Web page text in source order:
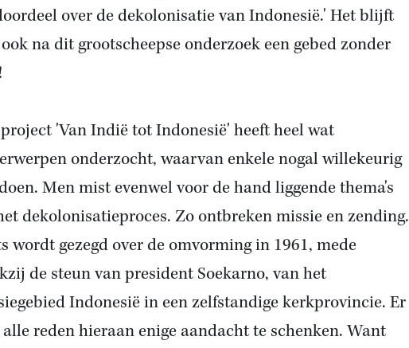
over de dekolonisatie van Indonesië.' Het blijft
na dit grootscheepse onderzoek een gebed zonder
'Van Indië tot Indonesië' heeft heel wat
onderzocht, waarvan enkele nogal willekeurig
Men mist evenwel voor de hand liggende thema's
dekolonisatieproces. Zo ontbreken missie en zending.
wordt gezegd over de omvorming in 1961, mede
de steun van presidentSoekarno, van het
Indonesië in een zelfstandige kerkprovincie. Er
reden hieraan enige aandacht te schenken. Want